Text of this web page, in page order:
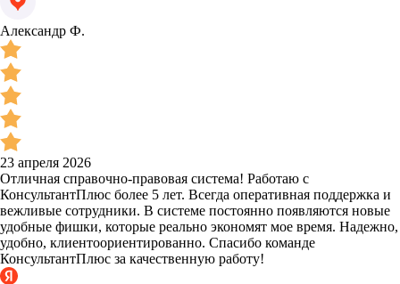
Александр Ф.
23 апреля 2026
Отличная справочно-правовая система! Работаю с
КонсультантПлюс более 5 лет. Всегда оперативная поддержка и
вежливые сотрудники. В системе постоянно появляются новые
удобные фишки, которые реально экономят мое время. Надежно,
удобно, клиентоориентированно. Спасибо команде
КонсультантПлюс за качественную работу!